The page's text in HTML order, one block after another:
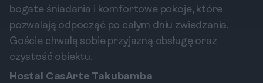
bogate śniadania i komfortowe pokoje, które
pozwalają odpocząć po całym dniu zwiedzania.
Goście chwalą sobie przyjazną obsługę oraz
czystość obiektu.
Hostal CasArte Takubamba